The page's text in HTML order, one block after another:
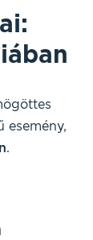
esemény,
.